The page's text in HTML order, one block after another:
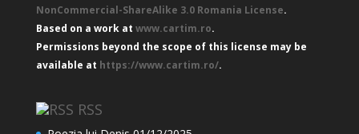
NonCommercial-ShareAlike 3.0 Romania License.
Based on a work at www.cartim.ro.
Permissions beyond the scope of this license may be
available at https://www.cartim.ro/.
RSS